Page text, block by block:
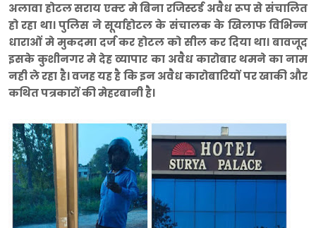
अलावा होटल सराय एक्ट मे बिना रजिस्टर्ड अवैध रूप से संचालित
हो रहा था। पुलिस ने सूर्याहोटल के संचालक के खिलाफ विभिन्न
धाराओं मे मुकदमा दर्ज कर होटल को सील कर दिया था। बावजूद
इसके कुशीनगर मे देह व्यापार का अवैध कारोबार थमने का नाम
नही ले रहा है। वजह यह है कि इन अवैध कारोबारियों पर खाकी और
कथित पत्रकारों की मेहरबानी है।